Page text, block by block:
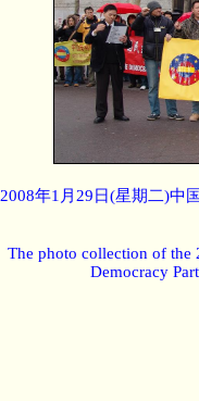
2008年1月29日(星期二)中
The photo collection of the
Democracy